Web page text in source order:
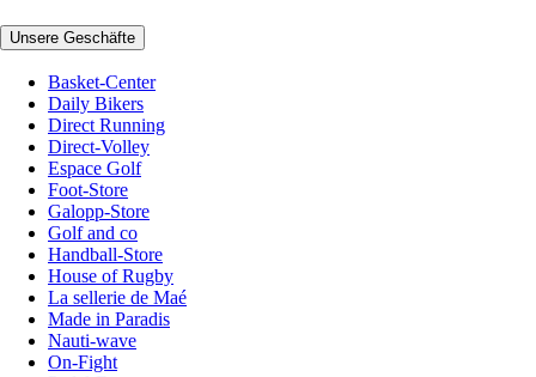
Unsere Geschäfte
Basket-Center
Daily Bikers
Direct Running
Direct-Volley
Espace Golf
Foot-Store
Galopp-Store
Golf and co
Handball-Store
House of Rugby
La sellerie de Maé
Made in Paradis
Nauti-wave
On-Fight